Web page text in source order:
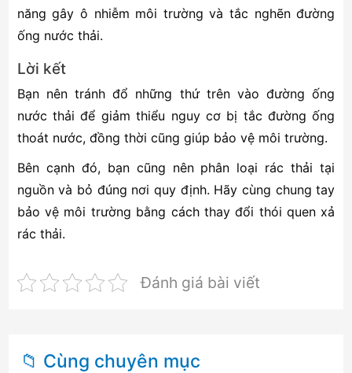
năng gây ô nhiễm môi trường và tắc nghẽn đường
ống nước thải.
Lời kết
Bạn nên tránh đổ những thứ trên vào đường ống
nước thải để giảm thiểu nguy cơ bị tắc đường ống
thoát nước, đồng thời cũng giúp bảo vệ môi trường.
Bên cạnh đó, bạn cũng nên phân loại rác thải tại
nguồn và bỏ đúng nơi quy định. Hãy cùng chung tay
bảo vệ môi trường bằng cách thay đổi thói quen xả
rác thải.
Đánh giá bài viết
📁 Cùng chuyên mục